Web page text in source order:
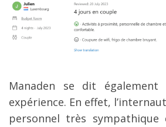
Manaden se dit
expérience. En effet,
personnel très